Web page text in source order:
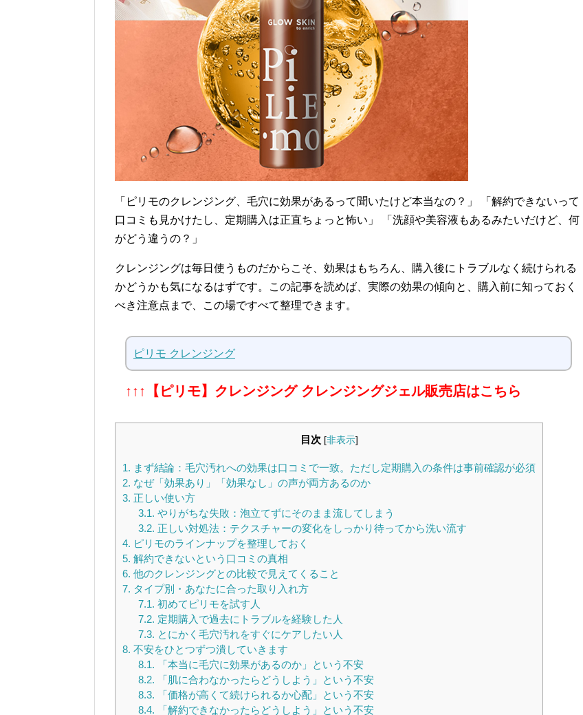
「ピリモのクレンジング、毛穴に効果があるって聞いたけど本当なの？」 「解約できないって
口コミも見かけたし、定期購入は正直ちょっと怖い」 「洗顔や美容液もあるみたいだけど、何
がどう違うの？」
クレンジングは毎日使うものだからこそ、効果はもちろん、購入後にトラブルなく続けられる
かどうかも気になるはずです。この記事を読めば、実際の効果の傾向と、購入前に知っておく
べき注意点まで、この場ですべて整理できます。
ピリモ クレンジング
↑↑↑【ピリモ】クレンジング クレンジングジェル販売店はこちら
目次 [非表示]
1. まず結論：毛穴汚れへの効果は口コミで一致。ただし定期購入の条件は事前確認が必須
2. なぜ「効果あり」「効果なし」の声が両方あるのか
3. 正しい使い方
3.1. やりがちな失敗：泡立てずにそのまま流してしまう
3.2. 正しい対処法：テクスチャーの変化をしっかり待ってから洗い流す
4. ピリモのラインナップを整理しておく
5. 解約できないという口コミの真相
6. 他のクレンジングとの比較で見えてくること
7. タイプ別・あなたに合った取り入れ方
7.1. 初めてピリモを試す人
7.2. 定期購入で過去にトラブルを経験した人
7.3. とにかく毛穴汚れをすぐにケアしたい人
8. 不安をひとつずつ潰していきます
8.1. 「本当に毛穴に効果があるのか」という不安
8.2. 「肌に合わなかったらどうしよう」という不安
8.3. 「価格が高くて続けられるか心配」という不安
8.4. 「解約できなかったらどうしよう」という不安